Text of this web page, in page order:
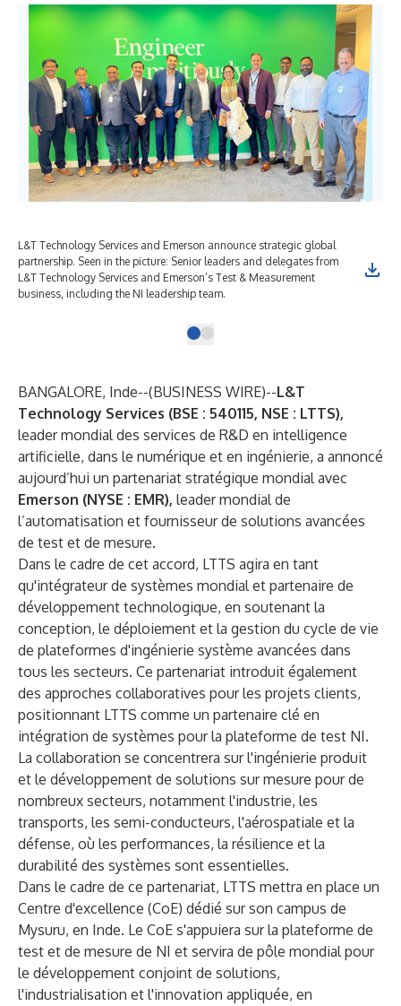
L&T Technology Services and Emerson announce strategic global
partnership. Seen in the picture: Senior leaders and delegates from
L&T Technology Services and Emerson’s Test & Measurement
business, including the NI leadership team.
BANGALORE, Inde--(BUSINESS WIRE)--L&T
Technology Services (BSE : 540115, NSE : LTTS),
leader mondial des services de R&D en intelligence
artificielle, dans le numérique et en ingénierie, a annoncé
aujourd’hui un partenariat stratégique mondial avec
Emerson (NYSE : EMR), leader mondial de
l’automatisation et fournisseur de solutions avancées
de test et de mesure.
Dans le cadre de cet accord, LTTS agira en tant
qu'intégrateur de systèmes mondial et partenaire de
développement technologique, en soutenant la
conception, le déploiement et la gestion du cycle de vie
de plateformes d'ingénierie système avancées dans
tous les secteurs. Ce partenariat introduit également
des approches collaboratives pour les projets clients,
positionnant LTTS comme un partenaire clé en
intégration de systèmes pour la plateforme de test NI.
La collaboration se concentrera sur l'ingénierie produit
et le développement de solutions sur mesure pour de
nombreux secteurs, notamment l'industrie, les
transports, les semi-conducteurs, l'aérospatiale et la
défense, où les performances, la résilience et la
durabilité des systèmes sont essentielles.
Dans le cadre de ce partenariat, LTTS mettra en place un
Centre d'excellence (CoE) dédié sur son campus de
Mysuru, en Inde. Le CoE s'appuiera sur la plateforme de
test et de mesure de NI et servira de pôle mondial pour
le développement conjoint de solutions,
l'industrialisation et l'innovation appliquée, en